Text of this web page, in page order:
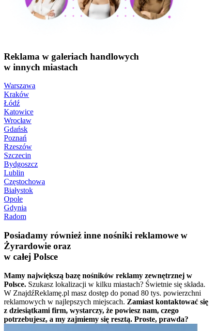
Reklama w galeriach handlowych
w innych miastach
Warszawa
Kraków
Łódź
Katowice
Wrocław
Gdańsk
Poznań
Rzeszów
Szczecin
Bydgoszcz
Lublin
Częstochowa
Białystok
Opole
Gdynia
Radom
Posiadamy również inne nośniki reklamowe w
Żyrardowie oraz
w całej Polsce
Mamy największą bazę nośników reklamy zewnętrznej w
Polsce. Szukasz lokalizacji w kilku miastach? Świetnie się składa.
W ZnajdźReklamę.pl masz dostęp do ponad 80 tys. powierzchni
reklamowych w najlepszych miejscach. Zamiast kontaktować się
z dziesiątkami firm, wystarczy, że powiesz nam, czego
potrzebujesz, a my zajmiemy się resztą. Proste, prawda?